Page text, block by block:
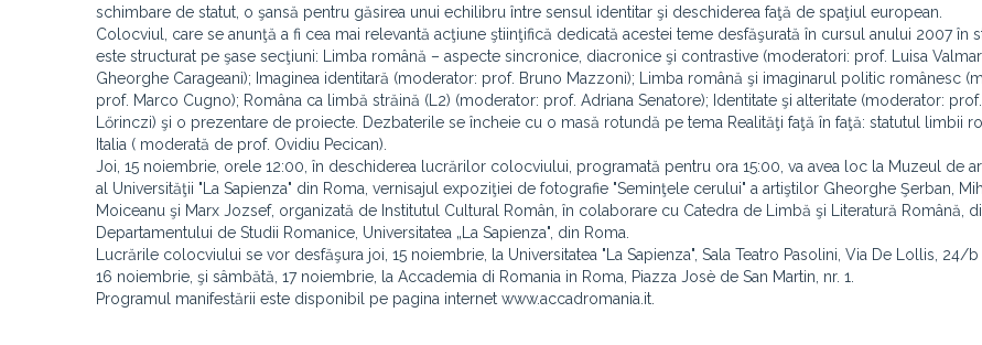
schimbare de statut, o şansă pentru găsirea unui echilibru între sensul identitar şi deschiderea faţă de spaţiul european.
Colocviul, care se anunţă a fi cea mai relevantă acţiune ştiinţifică dedicată acestei teme desfăşurată în cursul anului 2007 în
este structurat pe şase secţiuni: Limba română – aspecte sincronice, diacronice şi contrastive (moderatori: prof. Luisa
Gheorghe Carageani); Imaginea identitară (moderator: prof. Bruno Mazzoni); Limba română şi imaginarul politic românesc
prof. Marco Cugno); Româna ca limbă străină (L2) (moderator: prof. Adriana Senatore); Identitate şi alteritate (moderator:
Lőrinczi) şi o prezentare de proiecte. Dezbaterile se încheie cu o masă rotundă pe tema Realităţi faţă în faţă: statutul limbii
Italia ( moderată de prof. Ovidiu Pecican).
Joi, 15 noiembrie, orele 12:00, în deschiderea lucrărilor colocviului, programată pentru ora 15:00, va avea loc la Muzeul de
al Universităţii "La Sapienza" din Roma, vernisajul expoziţiei de fotografie "Seminţele cerului" a artiştilor Gheorghe Şerban,
Moiceanu şi Marx Jozsef, organizată de Institutul Cultural Român, în colaborare cu Catedra de Limbă şi Literatură Română,
Departamentului de Studii Romanice, Universitatea „La Sapienza", din Roma.
Lucrările colocviului se vor desfăşura joi, 15 noiembrie, la Universitatea "La Sapienza", Sala Teatro Pasolini, Via De Lollis, 24/b
16 noiembrie, şi sâmbătă, 17 noiembrie, la Accademia di Romania in Roma, Piazza Josè de San Martin, nr. 1.
Programul manifestării este disponibil pe pagina internet www.accadromania.it.